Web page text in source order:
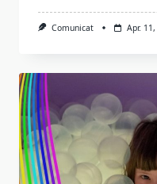
Comunicat Apr.